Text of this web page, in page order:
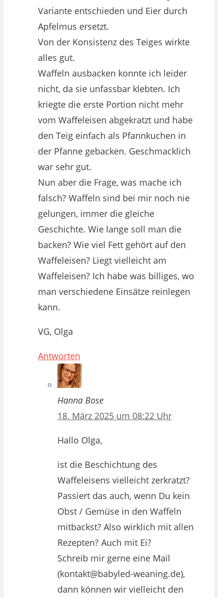
Variante entschieden und Eier durch
Apfelmus ersetzt.
Von der Konsistenz des Teiges wirkte
alles gut.
Waffeln ausbacken konnte ich leider
nicht, da sie unfassbar klebten. Ich
kriegte die erste Portion nicht mehr
vom Waffeleisen abgekratzt und habe
den Teig einfach als Pfannkuchen in
der Pfanne gebacken. Geschmacklich
war sehr gut.
Nun aber die Frage, was mache ich
falsch? Waffeln sind bei mir noch nie
gelungen, immer die gleiche
Geschichte. Wie lange soll man die
backen? Wie viel Fett gehört auf den
Waffeleisen? Liegt vielleicht am
Waffeleisen? Ich habe was billiges, wo
man verschiedene Einsätze reinlegen
kann.
VG, Olga
Antworten
Hanna Bose
18. März 2025 um 08:22 Uhr
Hallo Olga,
ist die Beschichtung des
Waffeleisens vielleicht zerkratzt?
Passiert das auch, wenn Du kein
Obst / Gemüse in den Waffeln
mitbackst? Also wirklich mit allen
Rezepten? Auch mit Ei?
Schreib mir gerne eine Mail
(kontakt@babyled-weaning.de),
dann können wir vielleicht den